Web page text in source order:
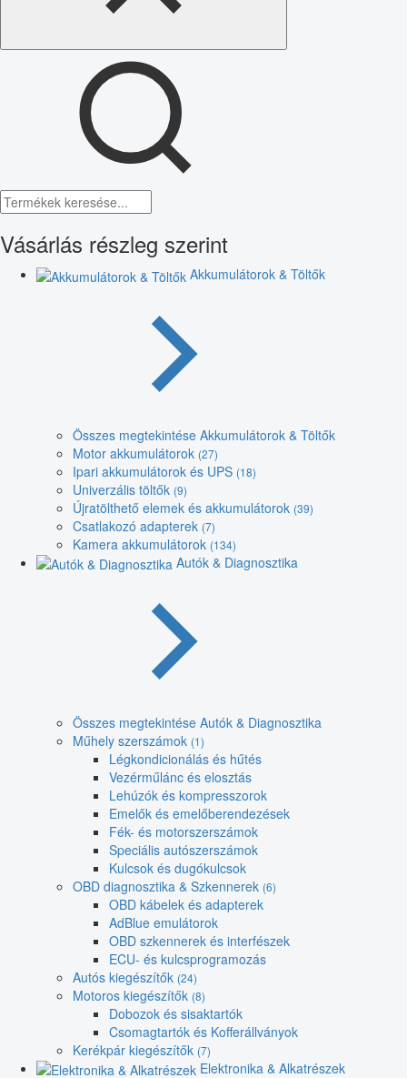
Vásárlás részleg szerint
Akkumulátorok & Töltők
Összes megtekintése Akkumulátorok & Töltők
Motor akkumulátorok (27)
Ipari akkumulátorok és UPS (18)
Univerzális töltők (9)
Újratölthető elemek és akkumulátorok (39)
Csatlakozó adapterek (7)
Kamera akkumulátorok (134)
Autók & Diagnosztika
Összes megtekintése Autók & Diagnosztika
Műhely szerszámok (1)
Légkondicionálás és hűtés
Vezérműlánc és elosztás
Lehúzók és kompresszorok
Emelők és emelőberendezések
Fék- és motorszerszámok
Speciális autószerszámok
Kulcsok és dugókulcsok
OBD diagnosztika & Szkennerek (6)
OBD kábelek és adapterek
AdBlue emulátorok
OBD szkennerek és interfészek
ECU- és kulcsprogramozás
Autós kiegészítők (24)
Motoros kiegészítők (8)
Dobozok és sisaktartók
Csomagtartók és Kofferállványok
Kerékpár kiegészítők (7)
Elektronika & Alkatrészek